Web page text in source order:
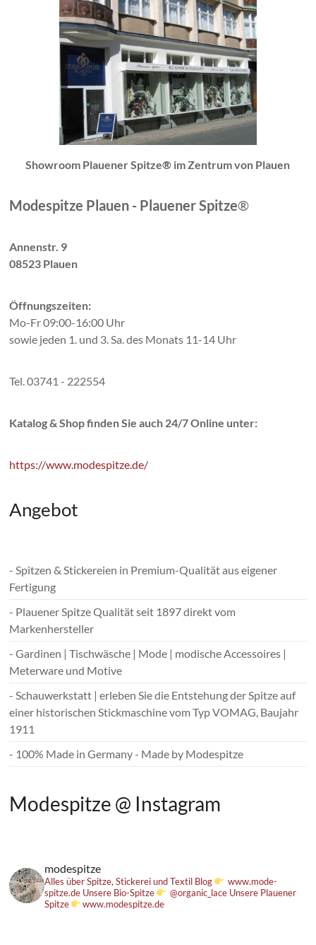
Showroom Plauener Spitze® im Zentrum von Plauen
Modespitze Plauen - Plauener Spitze®
Annenstr. 9
08523 Plauen
Öffnungszeiten:
Mo-Fr 09:00-16:00 Uhr
sowie jeden 1. und 3. Sa. des Monats 11-14 Uhr
Tel. 03741 - 222554
Katalog & Shop finden Sie auch 24/7 Online unter:
https://www.modespitze.de/
Angebot
- Spitzen & Stickereien in Premium-Qualität aus eigener
Fertigung
- Plauener Spitze Qualität seit 1897 direkt vom
Markenhersteller
- Gardinen | Tischwäsche | Mode | modische Accessoires |
Meterware und Motive
- Schauwerkstatt | erleben Sie die Entstehung der Spitze auf
einer historischen Stickmaschine vom Typ VOMAG, Baujahr
1911
- 100% Made in Germany - Made by Modespitze
Modespitze @ Instagram
modespitze
Alles über Spitze, Stickerei und Textil Blog
www.mode-
spitze.de Unsere Bio-Spitze @organic_lace Unsere Plauener
Spitze
www.modespitze.de